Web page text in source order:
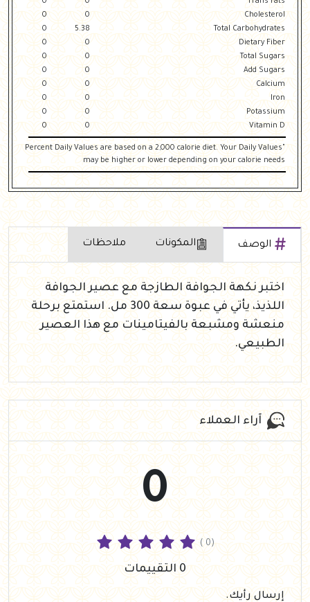
Cholesterol
0
0
Total Carbohydrates
5.38
0
Dietary Fiber
0
0
Total Sugars
0
0
Add Sugars
0
0
Calcium
0
0
Iron
0
0
Potassium
0
0
Vitamin D
0
0
"Percent Daily Values are based on a 2,000 calorie diet. Your Daily Values
may be higher or lower depending on your calorie needs
الوصف المكونات ملاحظات
اختبر نكهة الجوافة الطازجة مع عصير الجوافة
اللذيذ، يأتي في عبوة سعة 300 مل. استمتع برحلة
منعشة ومشبعة بالفيتامينات مع هذا العصير
الطبيعي.
آراء العملاء
0
( 0)
0 التقييمات
إرسال رأيك.